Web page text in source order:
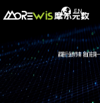
EN